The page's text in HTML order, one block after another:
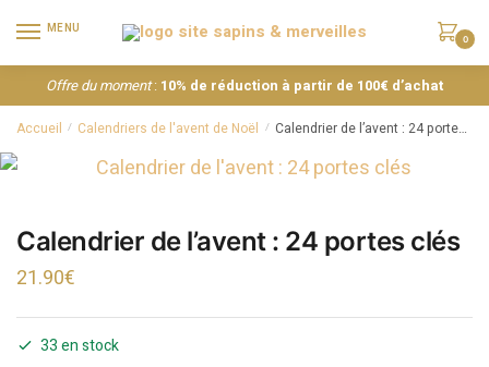
MENU
0
Offre du moment: 10% de réduction à partir de 100€ d’achat
Accueil / Calendriers de l'avent de Noël / Calendrier de l’avent : 24 portes clés
Calendrier de l’avent : 24 portes clés
21.90€
33 en stock